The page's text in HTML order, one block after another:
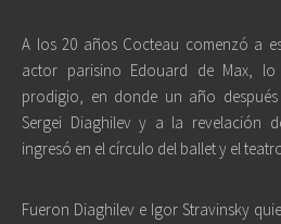
A los 20 años Cocteau comenzó a
actor parisino Edouard de Max,
prodigio, en donde un año
Sergei Diaghilev y a la revelación
ingresó en el círculo del ballet y el
Fueron Diaghilev e Igor Stravinsky